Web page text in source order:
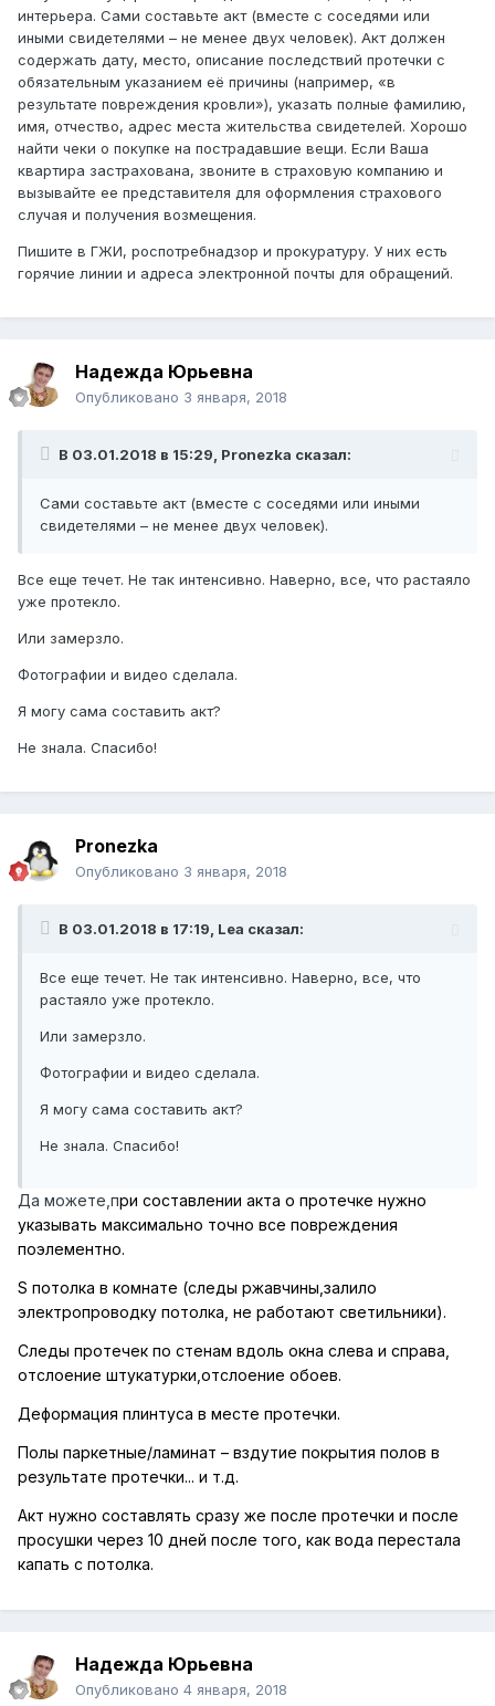
интерьера. Сами составьте акт (вместе с соседями или
иными свидетелями – не менее двух человек). Акт должен
содержать дату, место, описание последствий протечки с
обязательным указанием её причины (например, «в
результате повреждения кровли»), указать полные фамилию,
имя, отчество, адрес места жительства свидетелей. Хорошо
найти чеки о покупке на пострадавшие вещи. Если Ваша
квартира застрахована, звоните в страховую компанию и
вызывайте ее представителя для оформления страхового
случая и получения возмещения.
Пишите в ГЖИ, роспотребнадзор и прокуратуру. У них есть
горячие линии и адреса электронной почты для обращений.
Надежда Юрьевна
Опубликовано 3 января, 2018
В 03.01.2018 в 15:29, Pronezka сказал:
Сами составьте акт (вместе с соседями или иными
свидетелями – не менее двух человек).
Все еще течет. Не так интенсивно. Наверно, все, что растаяло
уже протекло.
Или замерзло.
Фотографии и видео сделала.
Я могу сама составить акт?
Не знала. Спасибо!
Pronezka
Опубликовано 3 января, 2018
В 03.01.2018 в 17:19, Lea сказал:
Все еще течет. Не так интенсивно. Наверно, все, что
растаяло уже протекло.
Или замерзло.
Фотографии и видео сделала.
Я могу сама составить акт?
Не знала. Спасибо!
Да можете,при составлении акта о протечке нужно
указывать максимально точно все повреждения
поэлементно.
S потолка в комнате (следы ржавчины, залило
электропроводку потолка, не работают светильники).
Следы протечек по стенам вдоль окна слева и справа,
отслоение штукатурки,отслоение обоев.
Деформация плинтуса в месте протечки.
Полы паркетные/ламинат – вздутие покрытия полов в
результате протечки... и т.д.
Акт нужно составлять сразу же после протечки и после
просушки через 10 дней после того, как вода перестала
капать с потолка.
Надежда Юрьевна
Опубликовано 4 января, 2018